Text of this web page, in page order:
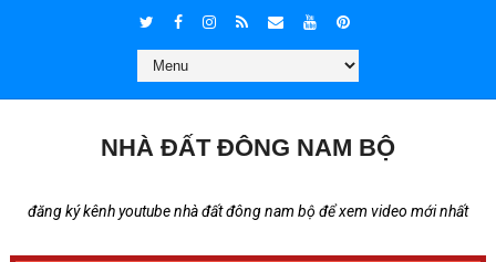
NHÀ ĐẤT ĐÔNG NAM BỘ
đăng ký kênh youtube nhà đất đông nam bộ để xem video mới nhất